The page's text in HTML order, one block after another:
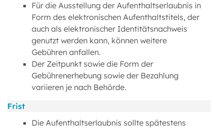
Für die Ausstellung der Aufenthaltserlaubnis in
Form des elektronischen Aufenthaltstitels, der
auch als elektronischer Identitätsnachweis
genutzt werden kann, können weitere
Gebühren anfallen.
Der Zeitpunkt sowie die Form der
Gebührenerhebung sowie der Bezahlung
variieren je nach Behörde.
Frist
Die Aufenthaltserlaubnis sollte spätestens